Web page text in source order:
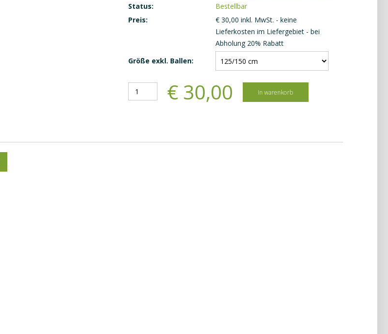
Status:
Bestellbar
Preis:
€30,00 inkl. MwSt. - keine
Lieferkosten im Liefergebiet - bei
Abholung 20% Rabatt
Größe exkl. Ballen:
€ 30,00 In warenkorb